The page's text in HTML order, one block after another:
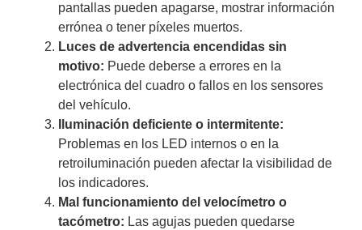
pantallas pueden apagarse, mostrar información
errónea o tener píxeles muertos.
Luces de advertencia encendidas sin
motivo: Puede deberse a errores en la
electrónica del cuadro o fallos en los sensores
del vehículo.
Iluminación deficiente o intermitente:
Problemas en los LED internos o en la
retroiluminación pueden afectar la visibilidad de
los indicadores.
Mal funcionamiento del velocímetro o
tacómetro: Las agujas pueden quedarse